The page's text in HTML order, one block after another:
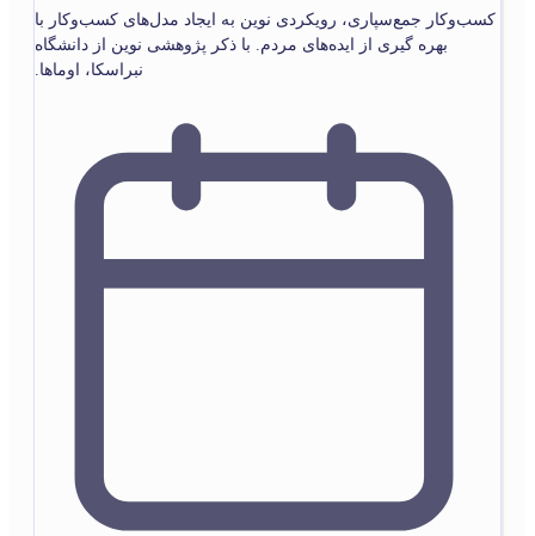
کسب‌وکار جمع‌سپاری، رویکردی نوین به ایجاد مدل‌های کسب‌وکار با
بهره گیری از ایده‌های مردم. با ذکر پژوهشی نوین از دانشگاه
نبراسکا، اوماها.